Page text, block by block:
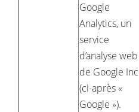
Google
Analytics, un
service
d’analyse web
de Google
(ci-après «
Google »).